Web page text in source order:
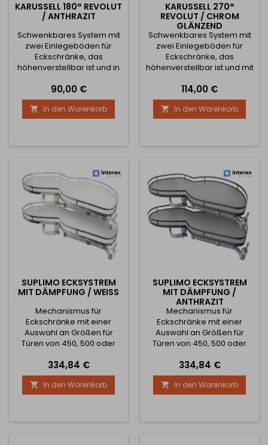
KARUSSELL 180° REVOLUT
/ ANTHRAZIT
Schwenkbares System mit
zwei Einlegeböden für
Eckschränke, das
höhenverstellbar ist und in
erhältlich ist. Das
Mindestmaß der Tür
beträgt 450 mm.
Preis
90,00 €
 In den Warenkorb
KARUSSELL 270°
REVOLUT / CHROM
GLÄNZEND
Schwenkbares System mit
zwei Einlegeböden für
Eckschränke, das
höhenverstellbar ist und mit
740 mm erhältlich ist. Das
Mindestmaß der Tür
beträgt 400 mm.
Preis
114,00 €
 In den Warenkorb
SUPLIMO ECKSYSTREM
MIT DÄMPFUNG / WEISS
Mechanismus für
Eckschränke mit einer
Auswahl an Größen für
Türen von 450, 500 oder
Holzeinlegeböden. Der
Mechanismus verfügt über
einen versteckten Dämpfer,
der dem Mechanismus
Schließen verleiht.
Preis
334,84 €
 In den Warenkorb
SUPLIMO ECKSYSTREM
MIT DÄMPFUNG /
ANTHRAZIT
Mechanismus für
Eckschränke mit einer
Auswahl an Größen für
Türen von 450, 500 oder
Holzeinlegeböden. Der
Mechanismus verfügt über
einen versteckten Dämpfer,
der dem Mechanismus
Schließen verleiht.
Preis
334,84 €
 In den Warenkorb